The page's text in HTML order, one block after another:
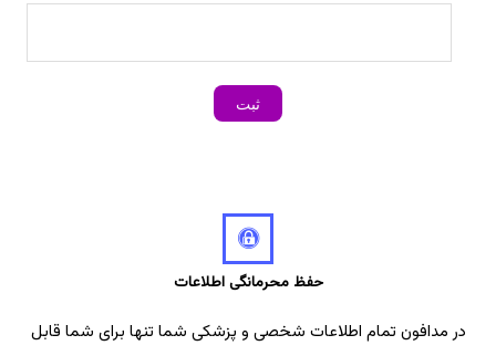
حفظ محرمانگی اطلاعات
در مدافون تمام اطلاعات شخصی و پزشکی شما تنها برای شما قابل